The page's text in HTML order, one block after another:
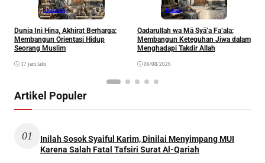
Khazanah
Dunia Ini Hina, Akhirat Berharga:
Membangun Orientasi Hidup
Seorang Muslim
17 jam lalu
Ibadah
Qadarullah wa Mā Syā’a Fa’ala:
Membangun Keteguhan Jiwa dalam
Menghadapi Takdir Allah
06/08/2026
Artikel Populer
01
Inilah Sosok Syaiful Karim, Dinilai Menyimpang MUI
Karena Salah Fatal Tafsiri Surat Al-Qariah